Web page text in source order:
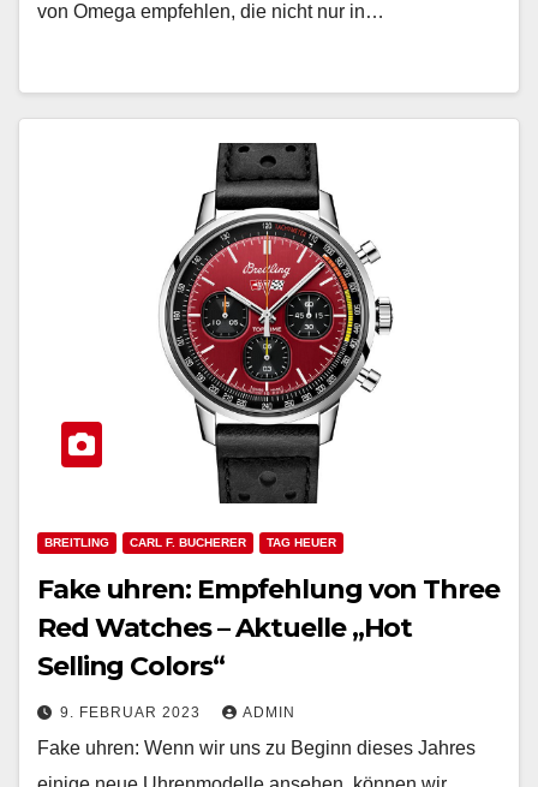
von Omega empfehlen, die nicht nur in…
BREITLING CARL F. BUCHERER TAG HEUER
Fake uhren: Empfehlung von Three
Red Watches – Aktuelle „Hot
Selling Colors“
9. FEBRUAR 2023 ADMIN
Fake uhren: Wenn wir uns zu Beginn dieses Jahres